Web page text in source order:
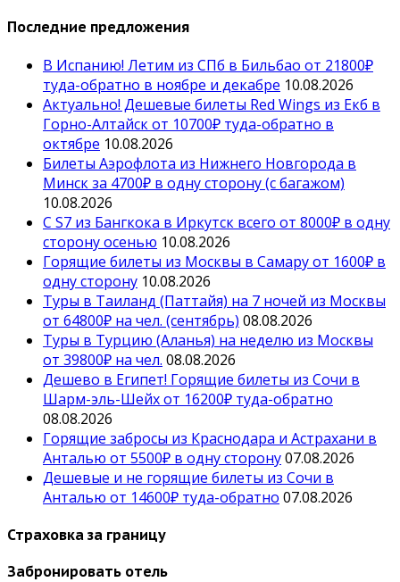
Последние предложения
В Испанию! Летим из СПб в Бильбао от 21800₽
туда-обратно в ноябре и декабре 10.08.2026
Актуально! Дешевые билеты Red Wings из Екб в
Горно-Алтайск от 10700₽ туда-обратно в
октябре 10.08.2026
Билеты Аэрофлота из Нижнего Новгорода в
Минск за 4700₽ в одну сторону (с багажом)
10.08.2026
С S7 из Бангкока в Иркутск всего от 8000₽ в одну
сторону осенью 10.08.2026
Горящие билеты из Москвы в Самару от 1600₽ в
одну сторону 10.08.2026
Туры в Таиланд (Паттайя) на 7 ночей из Москвы
от 64800₽ на чел. (сентябрь) 08.08.2026
Туры в Турцию (Аланья) на неделю из Москвы
от 39800₽ на чел. 08.08.2026
Дешево в Египет! Горящие билеты из Сочи в
Шарм-эль-Шейх от 16200₽ туда-обратно
08.08.2026
Горящие забросы из Краснодара и Астрахани в
Анталью от 5500₽ в одну сторону07.08.2026
Дешевые и не горящие билеты из Сочи в
Анталью от 14600₽ туда-обратно 07.08.2026
Страховка за границу
Забронировать отель